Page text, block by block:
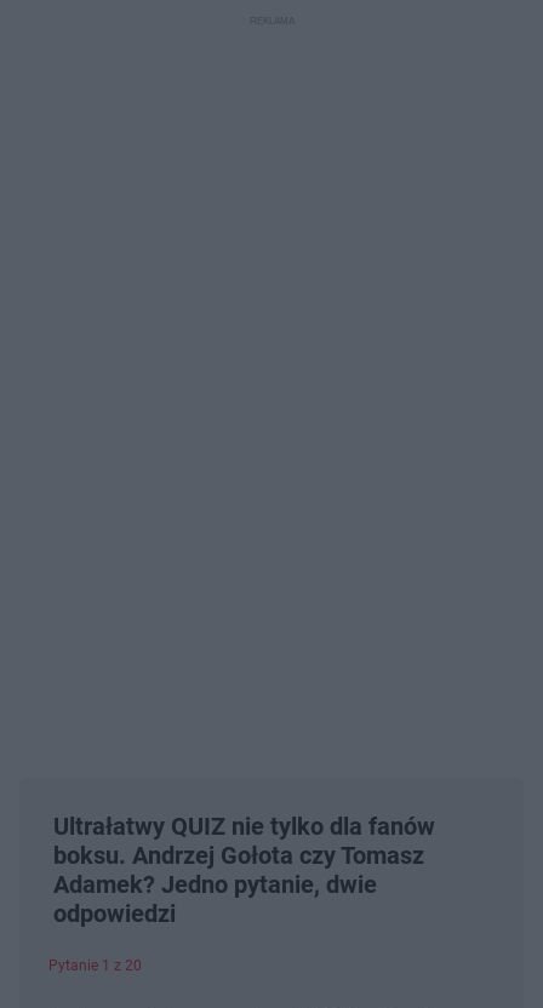
Ultrałatwy QUIZ nie tylko dla fanów
boksu. Andrzej Gołota czy Tomasz
Adamek? Jedno pytanie, dwie
odpowiedzi
Pytanie 1 z 20